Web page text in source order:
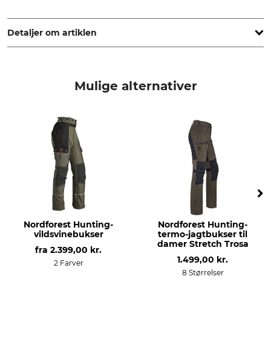
www.grube.de
Detaljer om artiklen
Vinter Arinna
48% Polyamid
100% Polyester
30 °C nem at pleje
Må ikke bleges
Tør ikke i tørretumbleren
Strygning
Strygning op til 110 °C
Professionel tekstilpleje
Ikke rørrensning
Anledning
Egenskaber
varmeisolerende
Mulige alternativer
Nordforest Hunting-
vildsvinebukser
fra 2.399,00 kr.
2 Farver
Nordforest Hunting-
termo-jagtbukser til
damer Stretch Trosa
1.499,00 kr.
8 Størrelser